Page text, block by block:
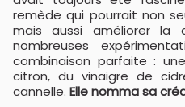
remède qui pourrait non
mais aussi améliorer la
nombreuses
combinaison parfaite :
citron, du vinaigre de
cannelle. Elle nomma sa